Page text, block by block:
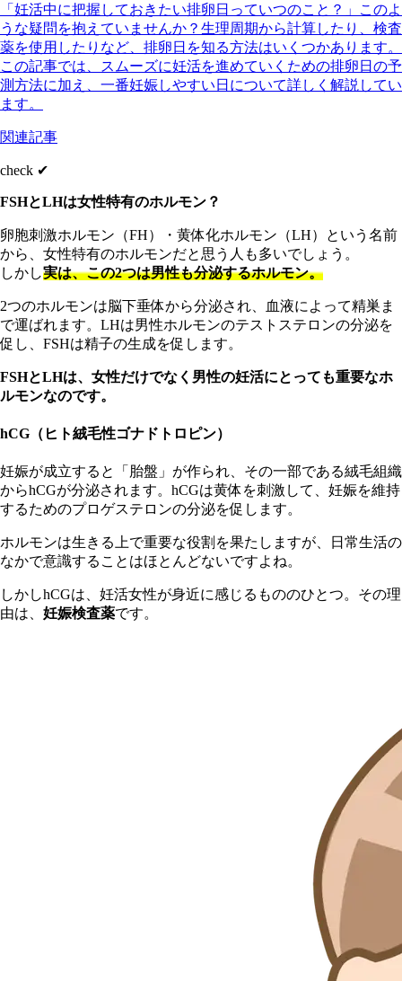
「妊活中に把握しておきたい排卵日っていつのこと？」このよ
うな疑問を抱えていませんか？生理周期から計算したり、検査
薬を使用したりなど、排卵日を知る方法はいくつかあります。
この記事では、スムーズに妊活を進めていくための排卵日の予
測方法に加え、一番妊娠しやすい日について詳しく解説してい
ます。
関連記事
check ✔︎
FSHとLHは女性特有のホルモン？
卵胞刺激ホルモン（FH）・黄体化ホルモン（LH）という名前
から、女性特有のホルモンだと思う人も多いでしょう。
しかし実は、この2つは男性も分泌するホルモン。
2つのホルモンは脳下垂体から分泌され、血液によって精巣ま
で運ばれます。LHは男性ホルモンのテストステロンの分泌を
促し、FSHは精子の生成を促します。
FSHとLHは、女性だけでなく男性の妊活にとっても重要なホ
ルモンなのです。
hCG（ヒト絨毛性ゴナドトロピン）
妊娠が成立すると「胎盤」が作られ、その一部である絨毛組織
からhCGが分泌されます。hCGは黄体を刺激して、妊娠を維持
するためのプロゲステロンの分泌を促します。
ホルモンは生きる上で重要な役割を果たしますが、日常生活の
なかで意識することはほとんどないですよね。
しかしhCGは、妊活女性が身近に感じるもののひとつ。その理
由は、 妊娠検査薬です。